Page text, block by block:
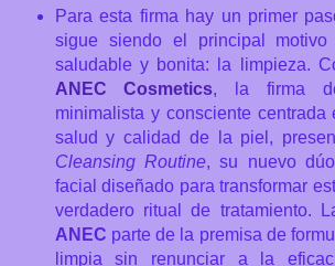
Para esta firma hay un primer
sigue siendo el principal
saludable y bonita: la limpieza.
ANEC Cosmetics, la firma
minimalista y consciente centrada
salud y calidad de la piel,
Cleansing Routine, su nuevo
facial diseñado para transformar
verdadero ritual de tratamiento.
ANEC parte de la premisa de
limpia sin renunciar a la